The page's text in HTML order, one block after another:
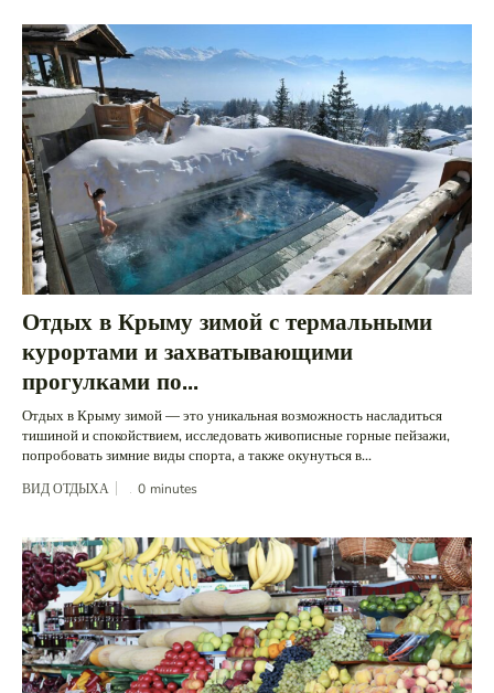
Отдых в Крыму зимой с термальными
курортами и захватывающими
прогулками по...
Отдых в Крыму зимой — это уникальная возможность насладиться
тишиной и спокойствием, исследовать живописные горные пейзажи,
попробовать зимние виды спорта, а также окунуться в...
ВИД ОТДЫХА 0 minutes